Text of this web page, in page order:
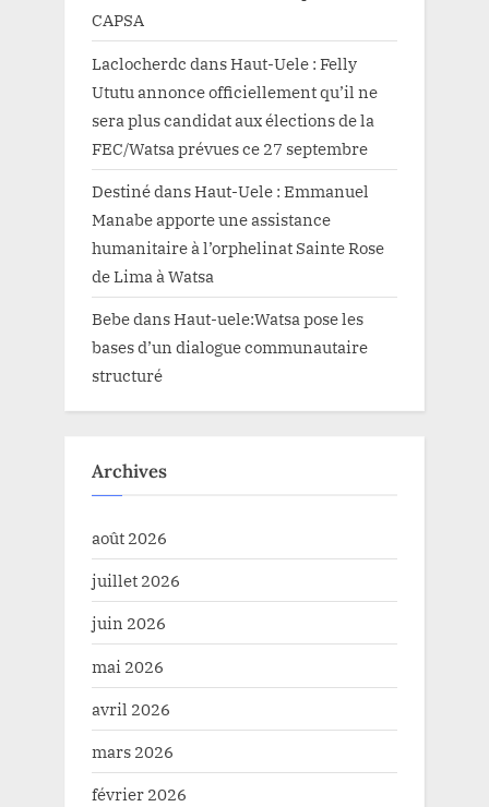
CAPSA
Laclocherdc dansHaut-Uele : Felly
Ututu annonce officiellement qu’il ne
sera plus candidat aux élections de la
FEC/Watsa prévues ce 27 septembre
DestinédansHaut-Uele : Emmanuel
Manabe apporte une assistance
humanitaire à l’orphelinat Sainte Rose
de Lima à Watsa
BebedansHaut-uele:Watsa pose les
bases d’un dialogue communautaire
structuré
Archives
août 2026
juillet 2026
juin 2026
mai 2026
avril 2026
mars 2026
février 2026